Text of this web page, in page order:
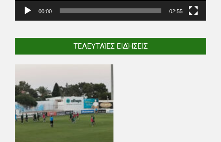
00:00 02:55
ΤΕΛΕΥΤΑΊΕΣ ΕΙΔΉΣΕΙΣ